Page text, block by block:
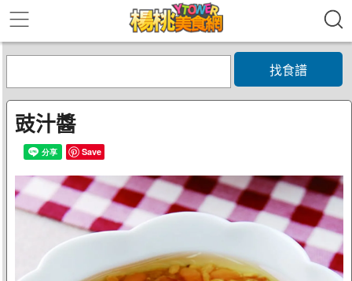
找食譜
豉汁醬
Save